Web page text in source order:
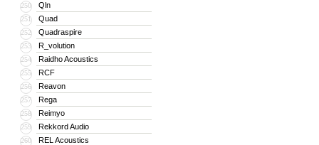
250 Qln
251 Quad
252 Quadraspire
253 R_volution
254 Raidho Acoustics
255 RCF
256 Reavon
257 Rega
258 Reimyo
259 Rekkord Audio
260 REL Acoustics